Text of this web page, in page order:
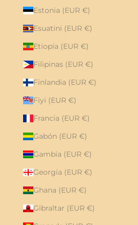
Estonia (EUR €)
Esuatini (EUR €)
Etiopía (EUR €)
Filipinas (EUR €)
Finlandia (EUR €)
Fiyi (EUR €)
Francia (EUR €)
Gabón (EUR €)
Gambia (EUR €)
Georgia (EUR €)
Ghana (EUR €)
Gibraltar (EUR €)